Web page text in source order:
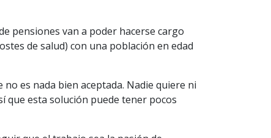
pensiones van a poder hacerse cargo
de salud) con una población en edad
es nada bien aceptada. Nadie quiere ni
que esta solución puede tener pocos